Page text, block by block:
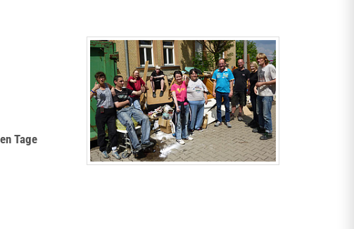
Tage